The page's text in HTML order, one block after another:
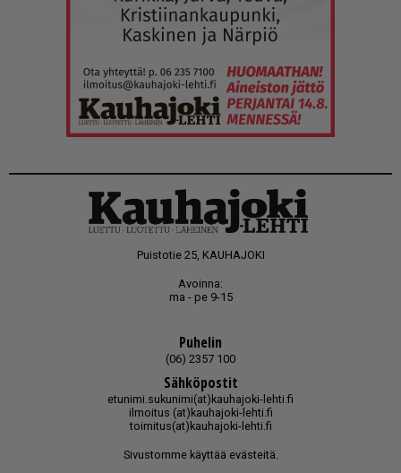
Puistotie 25, KAUHAJOKI
Avoinna:
ma - pe 9-15
Puhelin
(06) 2357 100
Sähköpostit
etunimi.sukunimi(at)kauhajoki-lehti.fi
ilmoitus (at)kauhajoki-lehti.fi
toimitus(at)kauhajoki-lehti.fi
Sivustomme käyttää evästeitä.